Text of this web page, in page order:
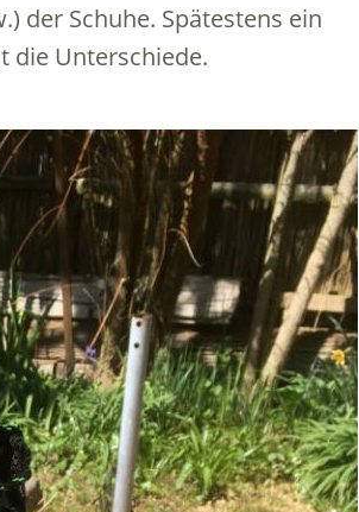
der Schuhe. Spätestens ein
die Unterschiede.